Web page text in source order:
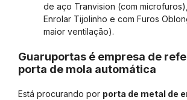
de aço Tranvision (com
Enrolar Tijolinho e com Furos
maior ventilação).
Guaruportas é empresa de
porta de mola automática
Está procurando por porta de metal de